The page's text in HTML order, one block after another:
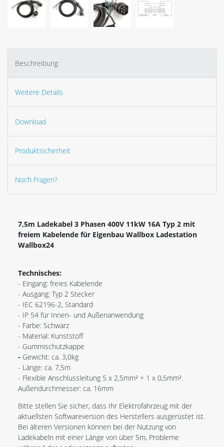
Beschreibung
Weitere Details
Download
Produktsicherheit
Noch Fragen?
7,5m Ladekabel 3 Phasen 400V 11kW 16A Typ 2 mit
freiem Kabelende für Eigenbau Wallbox Ladestation
Wallbox24
Technisches:
- Eingang: freies Kabelende
- Ausgang: Typ 2 Stecker
- IEC 62196-2, Standard
- IP 54 für Innen- und Außenanwendung
- Farbe: Schwarz
- Material: Kunststoff
- Gummischutzkappe
- Gewicht: ca. 3,0kg
- Länge: ca. 7,5m
- Flexible Anschlussleitung 5 x 2,5mm² + 1 x 0,5mm².
Außendurchmesser: ca. 16mm
Bitte stellen Sie sicher, dass Ihr Elektrofahrzeug mit der
aktuellsten Softwareversion des Herstellers ausgerüstet ist.
Bei älteren Versionen können bei der Nutzung von
Ladekabeln mit einer Länge von über 5m, Probleme